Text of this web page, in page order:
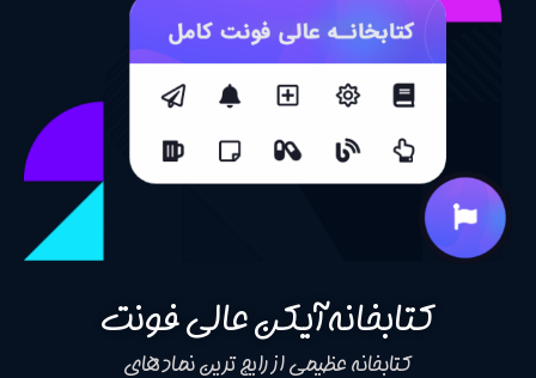
کتابخانه آیکن عالی فونت
کتابخانه عظیمی از رایج ترین نمادهای